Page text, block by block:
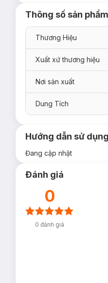
Với công suất 30W,
(từ iPhone 8 trở
Củ sạc được thiết
hề chiếm nhiều
Thông số sản phẩm
Thương Hiệu
Xuất xứ thương hiệu
Nơi sản xuất
Dung Tích
Hướng dẫn sử dụng
Đang cập nhật
Đánh giá
0
0 đánh giá